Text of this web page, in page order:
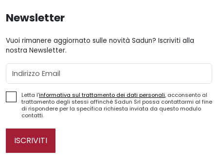
Newsletter
Vuoi rimanere aggiornato sulle novità Sadun? Iscriviti alla
nostra Newsletter.
Email
Letta l'informativa sul trattamento dei dati personali, acconsento al
trattamento degli stessi affinché Sadun Srl possa contattarmi al fine
di rispondere per la specifica richiesta inviata da questo modulo
contatti.
ISCRIVITI